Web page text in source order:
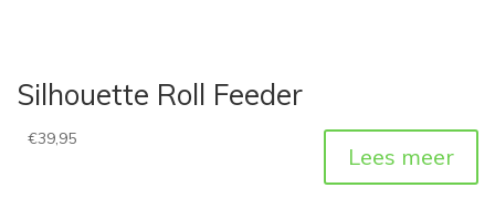
Silhouette Roll Feeder
€39,95
Lees meer